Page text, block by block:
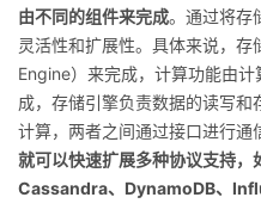
由不同的组件来完成。通过将存
灵活性和扩展性。具体来说，
Engine）来完成，计算功能由
成，存储引擎负责数据的读写
计算，两者之间通过接口进行通
就可以快速扩展多种协议支持，
Cassandra、DynamoDB、